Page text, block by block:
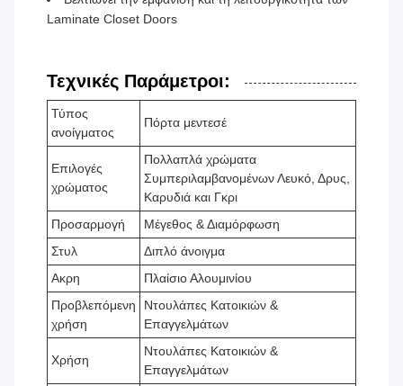
Laminate Closet Doors
Τεχνικές Παράμετροι:
Τύπος
ανοίγματος
Πόρτα μεντεσέ
Επιλογές
χρώματος
Πολλαπλά χρώματα
Συμπεριλαμβανομένων Λευκό, Δρυς,
Καρυδιά και Γκρι
Προσαρμογή
Μέγεθος & Διαμόρφωση
Στυλ
Διπλό άνοιγμα
Ακρη
Πλαίσιο Αλουμινίου
Προβλεπόμενη
χρήση
Ντουλάπες Κατοικιών &
Επαγγελμάτων
Χρήση
Ντουλάπες Κατοικιών &
Επαγγελμάτων